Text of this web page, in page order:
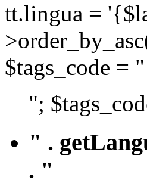
tt.lingua =
$tags_code = "
";
" .
. "